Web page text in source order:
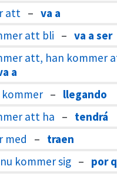
att – va a
att bli – va a ser
att, han kommer
a
kommer – llegando
att ha – tendrá
med
– traen
kommer sig – por